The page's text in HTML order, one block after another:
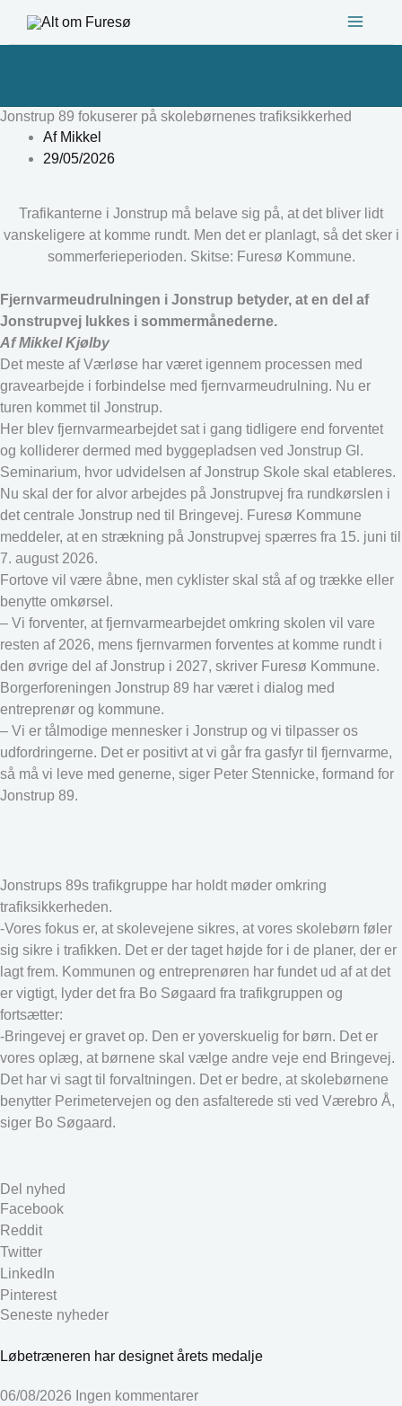
Jonstrup 89 fokuserer på skolebørnenes trafiksikkerhed
AfMikkel
29/05/2026
Trafikanterne i Jonstrup må belave sig på, at det bliver lidt
vanskeligere at komme rundt. Men det er planlagt, så det sker i
sommerferieperioden. Skitse: Furesø Kommune.
Fjernvarmeudrulningen i Jonstrup betyder, at en del af
Jonstrupvej lukkes i sommermånederne.
Af Mikkel Kjølby
Det meste af Værløse har været igennem processen med
gravearbejde i forbindelse med fjernvarmeudrulning. Nu er
turen kommet til Jonstrup.
Her blev fjernvarmearbejdet sat i gang tidligere end forventet
og kolliderer dermed med byggepladsen ved Jonstrup Gl.
Seminarium, hvor udvidelsen af Jonstrup Skole skal etableres.
Nu skal der for alvor arbejdes på Jonstrupvej fra rundkørslen i
det centrale Jonstrup ned til Bringevej. Furesø Kommune
meddeler, at en strækning på Jonstrupvej spærres fra 15. juni til
7. august 2026.
Fortove vil være åbne, men cyklister skal stå af og trække eller
benytte omkørsel.
– Vi forventer, at fjernvarmearbejdet omkring skolen vil vare
resten af 2026, mens fjernvarmen forventes at komme rundt i
den øvrige del af Jonstrup i 2027, skriver Furesø Kommune.
Borgerforeningen Jonstrup 89 har været i dialog med
entreprenør og kommune.
– Vi er tålmodige mennesker i Jonstrup og vi tilpasser os
udfordringerne. Det er positivt at vi går fra gasfyr til fjernvarme,
så må vi leve med generne, siger Peter Stennicke, formand for
Jonstrup 89.
Jonstrups 89s trafikgruppe har holdt møder omkring
trafiksikkerheden.
-Vores fokus er, at skolevejene sikres, at vores skolebørn føler
sig sikre i trafikken. Det er der taget højde for i de planer, der er
lagt frem. Kommunen og entreprenøren har fundet ud af at det
er vigtigt, lyder det fra Bo Søgaard fra trafikgruppen og
fortsætter:
-Bringevej er gravet op. Den er yoverskuelig for børn. Det er
vores oplæg, at børnene skal vælge andre veje end Bringevej.
Det har vi sagt til forvaltningen. Det er bedre, at skolebørnene
benytter Perimetervejen og den asfalterede sti ved Værebro Å,
siger Bo Søgaard.
Del nyhed
Facebook
Reddit
Twitter
LinkedIn
Pinterest
Seneste nyheder
Løbetræneren har designet årets medalje
06/08/2026 Ingen kommentarer